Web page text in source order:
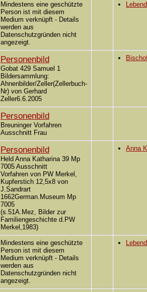
Mindestens eine geschützte
Person ist mit diesem
Medium verknüpft - Details
werden aus
Datenschutzgründen nicht
angezeigt.
Lebend
Personenbild
Gobat 429 Samuel 1
Bildersammlung:
Ahnenbilder/Zeller(Zellerbuch-
Nr) von Gerhard
Zeller6.6.2005
Personenbild
Breuninger Vorfahren
Ausschnitt Frau
Personenbild
Held Anna Katharina 39 Mp
7005 Ausschnitt
Vorfahren von PW Merkel,
Kupferstich 12,5x8 von
J.Sandrart
1662German.Museum Mp
7005
(s.51A.Mez, Bilder zur
Familiengeschichte d.PW
Merkel,1983)
Anna
Mindestens eine geschützte
Person ist mit diesem
Medium verknüpft - Details
werden aus
Datenschutzgründen nicht
angezeigt.
Lebend